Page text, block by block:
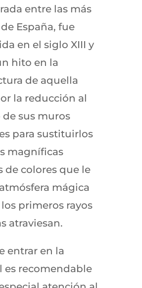
entre las más
España, fue
en el siglo XIII y
hito en la
de aquella
la reducción al
sus muros
para sustituirlos
magníficas
de colores que le
mágica
primeros rayos
atraviesan.
entrar en la
es recomendable